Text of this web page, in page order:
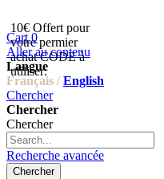
10€ Offert pour
votre permier
achat CODE à
utiliser:
Cart 0
Aller au contenu
Langue
Français / English
Chercher
Chercher
Chercher
Recherche avancée
Chercher